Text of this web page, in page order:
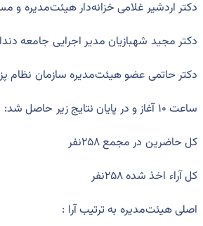
دکتر اردشیر غلامی خزانه‌دار هیئت‌مدیره و
دکتر مجید شهبازیان مدیر اجرایی جامعه
دکتر حاتمی عضو هیئت‌مدیره سازمان نظام
ساعت ۱۰ آغاز و در پایان نتایج زیر حاصل شد:
کل حاضرین در مجمع ۲۵۸نفر
کل آراء اخذ شده ۲۵۸نفر
اصلی هیئت‌مدیره به ترتیب آرا :